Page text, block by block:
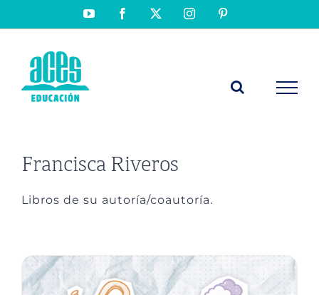
YouTubeFacebook Instagram
Francisca Riveros
Libros de su autoría/coautoría.